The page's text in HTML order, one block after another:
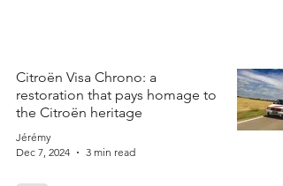
Citroën Visa Chrono: a
restoration that pays homage to
the Citroën heritage
Jérémy
Dec 7, 2024
3 min read